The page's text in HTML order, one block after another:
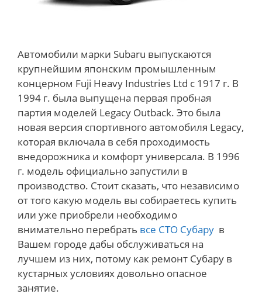
Автомобили марки Subaru выпускаются
крупнейшим японским промышленным
концерном Fuji Heavy Industries Ltd с 1917 г. В
1994 г. была выпущена первая пробная
партия моделей Legacy Outback. Это была
новая версия спортивного автомобиля Legacy,
которая включала в себя проходимость
внедорожника и комфорт универсала. В 1996
г. модель официально запустили в
производство. Стоит сказать, что независимо
от того какую модель вы собираетесь купить
или уже приобрели необходимо
внимательно перебрать все СТО Субару в
Вашем городе дабы обслуживаться на
лучшем из них, потому как ремонт Субару в
кустарных условиях довольно опасное
занятие.